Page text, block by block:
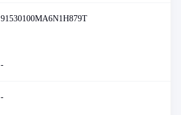
91530100MA6N1H879T
-
-